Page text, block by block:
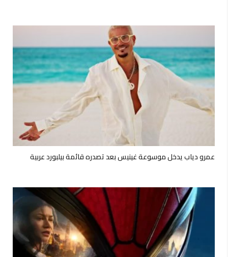
عمرو دياب يدخل موسوعة غينيس بعد تصدره قائمة بيلبورد عربية